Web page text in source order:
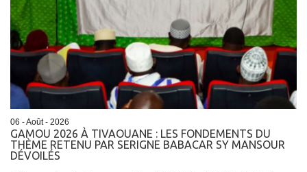
06 - Août - 2026
GAMOU 2026 À TIVAOUANE : LES FONDEMENTS DU
THÈME RETENU PAR SERIGNE BABACAR SY MANSOUR
DÉVOILÉS